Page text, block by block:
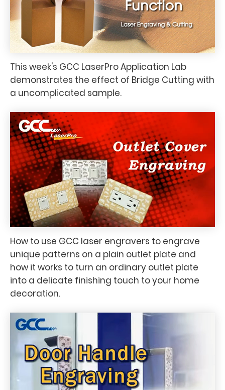
This week's GCC LaserPro Application Lab
demonstrates the effect of Bridge Cutting with
a uncomplicated sample.
How to use GCC laser engravers to engrave
unique patterns on a plain outlet plate and
how it works to turn an ordinary outlet plate
into a delicate finishing touch to your home
decoration.